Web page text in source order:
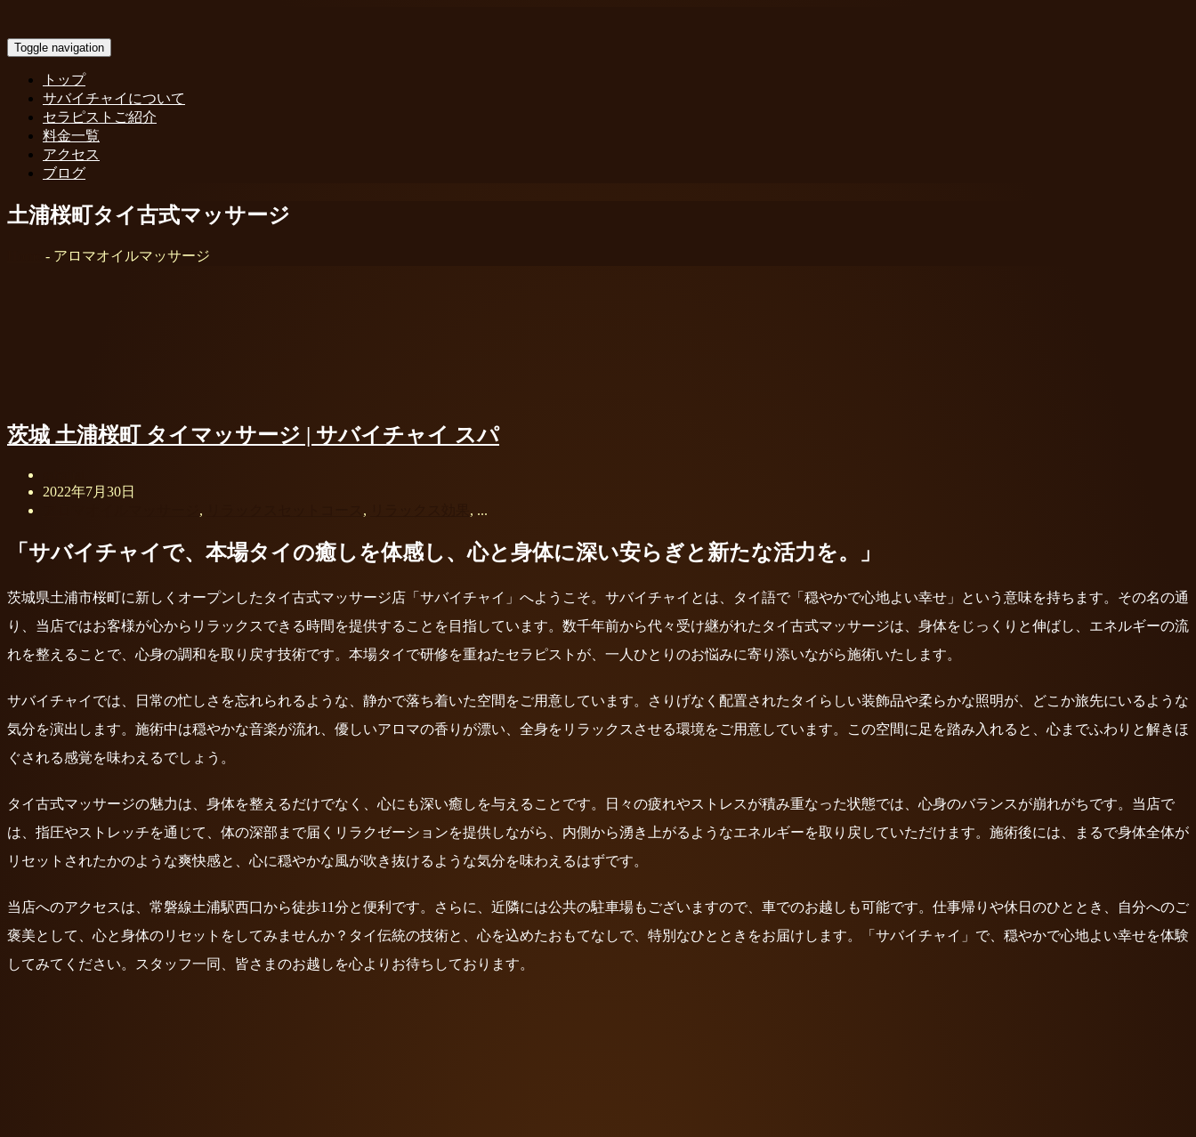
Toggle navigation
トップ
サバイチャイについて
セラピストご紹介
料金一覧
アクセス
ブログ
土浦桜町タイ古式マッサージ
- アロマオイルマッサージ
茨城 土浦桜町 タイマッサージ | サバイチャイ スパ
2022年7月30日
, , , ...
「サバイチャイで、本場タイの癒しを体感し、心と身体に深い安らぎと新たな活力を。」
茨城県土浦市桜町に新しくオープンしたタイ古式マッサージ店「サバイチャイ」へようこそ。サバイチャイとは、タイ語で「穏やかで心地よい幸せ」という意味を持ちます。その名の通
り、当店ではお客様が心からリラックスできる時間を提供することを目指しています。数千年前から代々受け継がれたタイ古式マッサージは、身体をじっくりと伸ばし、エネルギーの流
れを整えることで、心身の調和を取り戻す技術です。本場タイで研修を重ねたセラピストが、一人ひとりのお悩みに寄り添いながら施術いたします。
サバイチャイでは、日常の忙しさを忘れられるような、静かで落ち着いた空間をご用意しています。さりげなく配置されたタイらしい装飾品や柔らかな照明が、どこか旅先にいるような
気分を演出します。施術中は穏やかな音楽が流れ、優しいアロマの香りが漂い、全身をリラックスさせる環境をご用意しています。この空間に足を踏み入れると、心までふわりと解きほ
ぐされる感覚を味わえるでしょう。
タイ古式マッサージの魅力は、身体を整えるだけでなく、心にも深い癒しを与えることです。日々の疲れやストレスが積み重なった状態では、心身のバランスが崩れがちです。当店で
は、指圧やストレッチを通じて、体の深部まで届くリラクゼーションを提供しながら、内側から湧き上がるようなエネルギーを取り戻していただけます。施術後には、まるで身体全体が
リセットされたかのような爽快感と、心に穏やかな風が吹き抜けるような気分を味わえるはずです。
当店へのアクセスは、常磐線土浦駅西口から徒歩11分と便利です。さらに、近隣には公共の駐車場もございますので、車でのお越しも可能です。仕事帰りや休日のひととき、自分へのご
褒美として、心と身体のリセットをしてみませんか？タイ伝統の技術と、心を込めたおもてなしで、特別なひとときをお届けします。「サバイチャイ」で、穏やかで心地よい幸せを体験
してみてください。スタッフ一同、皆さまのお越しを心よりお待ちしております。